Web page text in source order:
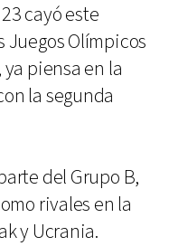
cayó este
Juegos Olímpicos
piensa en la
la segunda
del Grupo B,
rivales en la
y Ucrania.